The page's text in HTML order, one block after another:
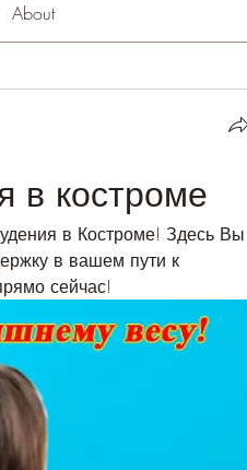
About
в костроме
в Костроме! Здесь Вы
в вашем пути к
сейчас!